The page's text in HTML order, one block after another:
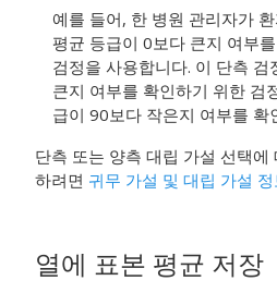
예를 들어, 한 병원 관리자가
평균 등급이 0보다 큰지 여부
검정을 사용합니다. 이 단측
큰지 여부를 확인하기 위한 검
급이 90보다 작은지 여부를 확
단측 또는 양측 대립 가설 선택에
하려면 귀무 가설 및 대립 가설 정
열에 표본 평균 저장